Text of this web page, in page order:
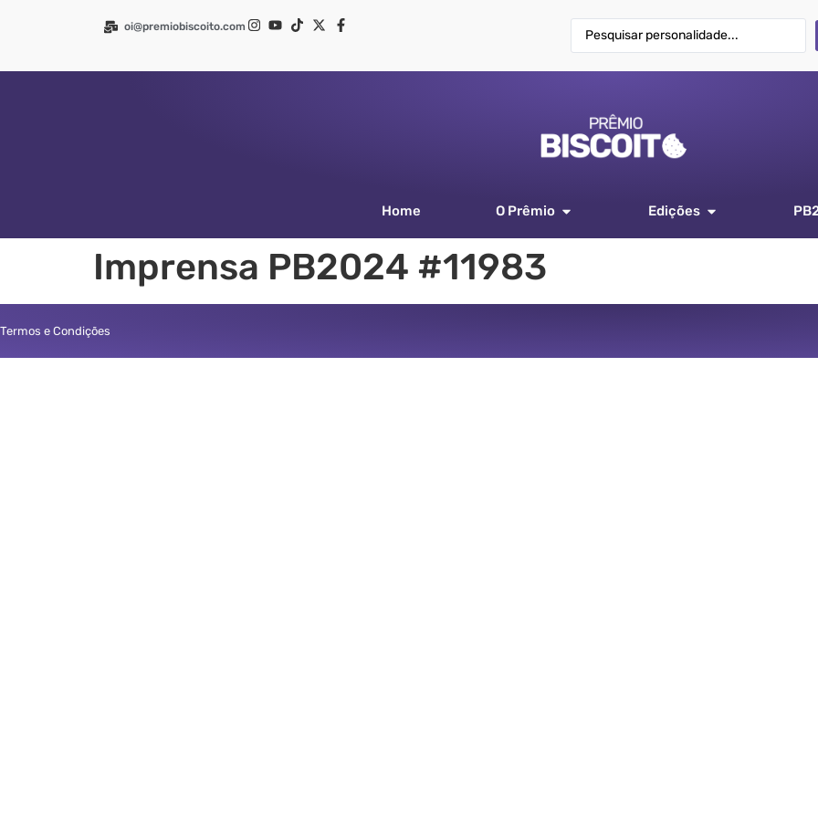
oi@premiobiscoito.com
Home O Prêmio Edições
Imprensa PB2024 #11983
Termos e Condições